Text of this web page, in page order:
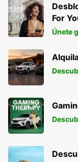
For
Únete